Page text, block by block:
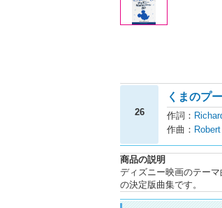
26
くまのプ
作詞：
作曲：
商品の説明
ディズニー映画のテー
の決定版曲集です。